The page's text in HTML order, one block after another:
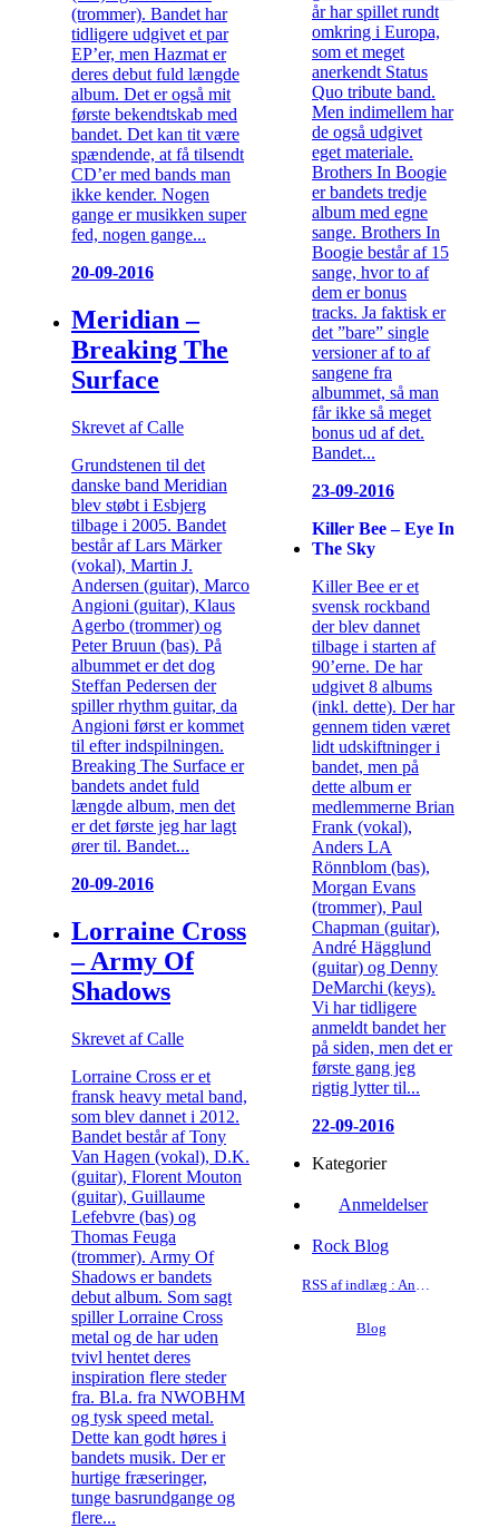
(trommer). Bandet har
tidligere udgivet et par
EP’er, men Hazmat er
deres debut fuld længde
album. Det er også mit
første bekendtskab med
bandet. Det kan tit være
spændende, at få tilsendt
CD’er med bands man
ikke kender. Nogen
gange er musikken super
fed, nogen gange...
20-09-2016
Meridian –
Breaking The
Surface
Skrevet af Calle
Grundstenen til det
danske band Meridian
blev støbt i Esbjerg
tilbage i 2005. Bandet
består af Lars Märker
(vokal), Martin J.
Andersen (guitar), Marco
Angioni (guitar), Klaus
Agerbo (trommer) og
Peter Bruun (bas). På
albummet er det dog
Steffan Pedersen der
spiller rhythm guitar, da
Angioni først er kommet
til efter indspilningen.
Breaking The Surface er
bandets andet fuld
længde album, men det
er det første jeg har lagt
ører til. Bandet...
20-09-2016
Lorraine Cross
– Army Of
Shadows
Skrevet af Calle
Lorraine Cross er et
fransk heavy metal band,
som blev dannet i 2012.
Bandet består af Tony
Van Hagen (vokal), D.K.
(guitar), Florent Mouton
(guitar), Guillaume
Lefebvre (bas) og
Thomas Feuga
(trommer). Army Of
Shadows er bandets
debut album. Som sagt
spiller Lorraine Cross
metal og de har uden
tvivl hentet deres
inspiration flere steder
fra. Bl.a. fra NWOBHM
og tysk speed metal.
Dette kan godt høres i
bandets musik. Der er
hurtige fræseringer,
tunge basrundgange og
flere...
år har spillet rundt
omkring i Europa,
som et meget
anerkendt Status
Quo tribute band.
Men indimellem har
de også udgivet
eget materiale.
Brothers In Boogie
er bandets tredje
album med egne
sange. Brothers In
Boogie består af 15
sange, hvor to af
dem er bonus
tracks. Ja faktisk er
det ”bare” single
versioner af to af
sangene fra
albummet, så man
får ikke så meget
bonus ud af det.
Bandet...
23-09-2016
Killer Bee – Eye In
The Sky
Killer Bee er et
svensk rockband
der blev dannet
tilbage i starten af
90’erne. De har
udgivet 8 albums
(inkl. dette). Der har
gennem tiden været
lidt udskiftninger i
bandet, men på
dette album er
medlemmerne Brian
Frank (vokal),
Anders LA
Rönnblom (bas),
Morgan Evans
(trommer), Paul
Chapman (guitar),
André Hägglund
(guitar) og Denny
DeMarchi (keys).
Vi har tidligere
anmeldt bandet her
på siden, men det er
første gang jeg
rigtig lytter til...
22-09-2016
Kategorier
Anmeldelser
Rock Blog
RSS af indlæg : Anmeldelser
Blog